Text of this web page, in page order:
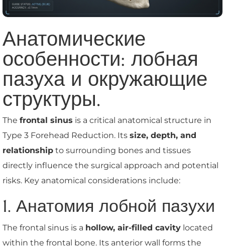
Анатомические
особенности: лобная
пазуха и окружающие
структуры.
The frontal sinus is a critical anatomical structure in
Type 3 Forehead Reduction. Its size, depth, and
relationship to surrounding bones and tissues
directly influence the surgical approach and potential
risks. Key anatomical considerations include:
1. Анатомия лобной пазухи
The frontal sinus is a hollow, air-filled cavity located
within the frontal bone. Its anterior wall forms the